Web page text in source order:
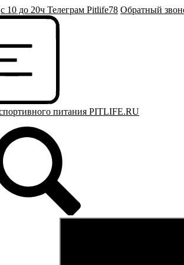
с 10 до 20ч Телеграм Pitlife78 Обратный